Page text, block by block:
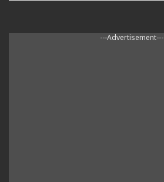
---Advertisement---